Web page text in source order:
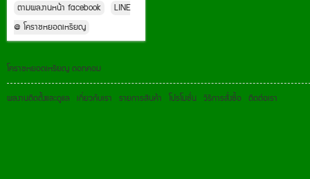
ตามผลงานหน้า facebook
LINE
@ โคราชหยอดเหรียญ
โคราชหยอดเหรียญ ดอทคอม
ผลงานติดตั้งและดูแล เกี่ยวกับเรา รายการสินค้า โปรโมชั่น วิธีการสั่งซื้อ ติดต่อเรา